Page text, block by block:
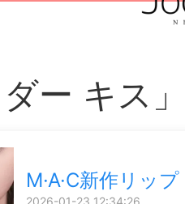
ダー キス
M·A·C新作リップ
2026-01-23 12:34:26